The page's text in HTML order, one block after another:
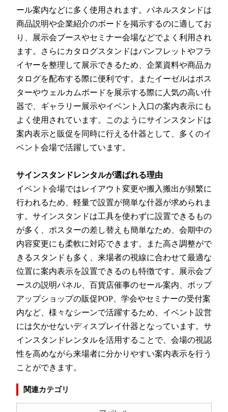
ール案内などに多く使用されます。パネルスタンドは
商品説明や企業紹介のボードを掲示するのに適してお
り、展示会ブースやセミナー会場などでよく利用され
ます。さらにカタログスタンドはパンフレットやフラ
イヤーを整理して展示できるため、企業資料や商品カ
タログを配布する際に便利です。またイーゼルはポス
ターやウェルカムボードを展示する際に人気の高い什
器で、ギャラリー展示やイベント入口の案内表示にも
よく使用されています。このようにサインスタンドは
案内表示と販促を同時に行える什器として、多くのイ
ベント会場で活躍しています。
サインスタンドレンタルが選ばれる理由
イベント会場ではレイアウト変更や搬入搬出が頻繁に
行われるため、軽量で設置が簡単な什器が求められま
す。サインスタンドは工具を使わずに設置できるもの
が多く、ポスターの差し替えも簡単なため、会期中の
内容変更にも柔軟に対応できます。また高さ調整がで
きるスタンドも多く、来場者の視線に合わせて最適な
位置に案内表示を設置できるのも特徴です。展示会ブ
ースの説明パネル、百貨店催事のセール案内、ポップ
アップショップの販促POP、学会やセミナーの受付案
内など、様々なシーンで活躍するため、イベント設営
には欠かせないディスプレイ什器となっています。サ
インスタンドレンタルを活用することで、会場の視認
性を高めながら来場者に分かりやすい案内表示を行う
ことができます。
関連カテゴリ